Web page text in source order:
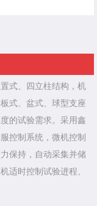
式、四立柱结构，机
式、盆式、球型支座
的试验需求。采用鑫
控制系统，微机控制
保持，自动采集并储
适时控制试验进程、